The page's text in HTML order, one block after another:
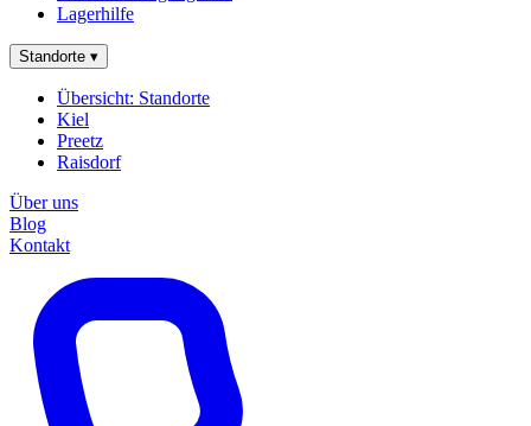
Lagerhilfe
Standorte ▾
Übersicht: Standorte
Kiel
Preetz
Raisdorf
Über uns
Blog
Kontakt